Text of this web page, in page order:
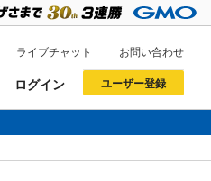
ライブチャット お問い合わせ
ログイン ユーザー登録